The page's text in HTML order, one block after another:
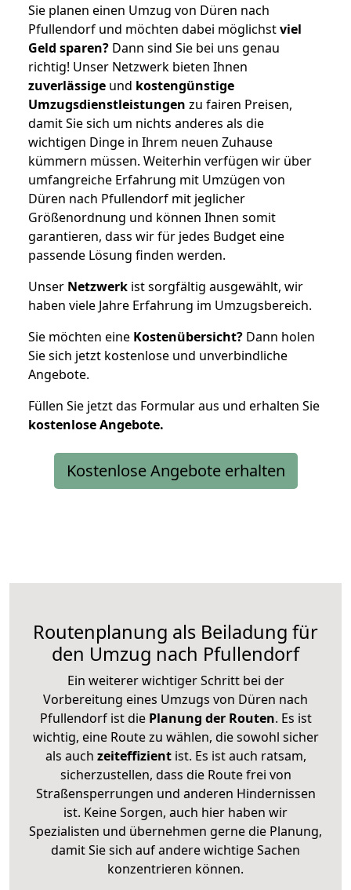
Sie planen einen Umzug von Düren nach
Pfullendorf und möchten dabei möglichstviel
Geld sparen? Dann sind Sie bei uns genau
richtig! Unser Netzwerk bieten Ihnen
zuverlässige und kostengünstige
Umzugsdienstleistungen zu fairen Preisen,
damit Sie sich um nichts anderes als die
wichtigen Dinge in Ihrem neuen Zuhause
kümmern müssen. Weiterhin verfügen wir über
umfangreiche Erfahrung mit Umzügen von
Düren nach Pfullendorf mit jeglicher
Größenordnung und können Ihnen somit
garantieren, dass wir für jedes Budget eine
passende Lösung finden werden.
Unser Netzwerk ist sorgfältig ausgewählt, wir
haben viele Jahre Erfahrung im Umzugsbereich.
Sie möchten eine Kostenübersicht? Dann holen
Sie sich jetzt kostenlose und unverbindliche
Angebote.
Füllen Sie jetzt das Formular aus und erhalten Sie
kostenloseAngebote.
Kostenlose Angebote erhalten
Routenplanung als Beiladung für
den Umzug nach Pfullendorf
Ein weiterer wichtiger Schritt bei der
Vorbereitung eines Umzugs von Düren nach
Pfullendorf ist diePlanung der Routen. Es ist
wichtig, eine Route zu wählen, die sowohl sicher
als auch zeiteffizientist. Es ist auch ratsam,
sicherzustellen, dass die Route frei von
Straßensperrungen und anderen Hindernissen
ist. Keine Sorgen, auch hier haben wir
Spezialisten und übernehmen gerne die Planung,
damit Sie sich auf andere wichtige Sachen
konzentrieren können.